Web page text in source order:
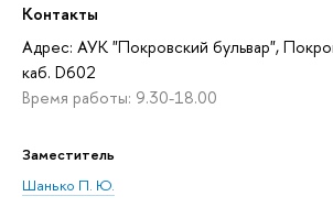
Контакты
Адрес: АУК "Покровский бульвар",
каб. D602
Время работы: 9.30-18.00
Заместитель
Шанько П. Ю.